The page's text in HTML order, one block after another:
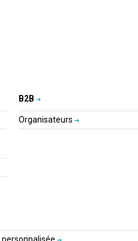
B2B
Organisateurs